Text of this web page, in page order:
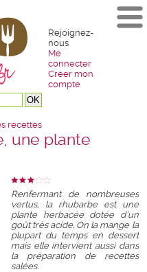
Rejoignez-
nous
Me
connecter
Créer mon
compte
recettes
une plante
Renfermant de nombreuses
vertus, la rhubarbe est une
plante herbacée dotée d’un
goût très acide. On la mange la
plupart du temps en dessert
mais elle intervient aussi dans
la préparation de recettes
salées.